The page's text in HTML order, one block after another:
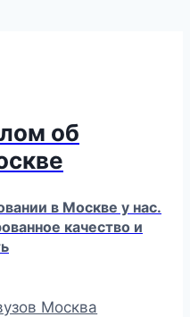
об
в Москве у нас.
качество и
Москва